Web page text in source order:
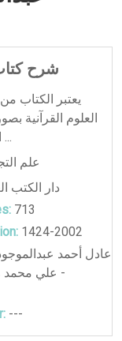
شرح
يعتبر الكتاب
العلوم القرآنية
المتخصصين في العل ...
علم
دار الكتب
713
1424-2002
- علي
---